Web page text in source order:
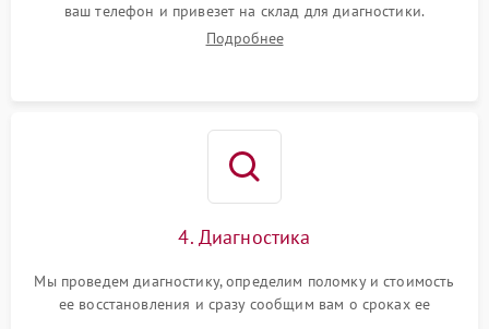
ваш телефон и привезет на склад для диагностики.
Подробнее
4. Диагностика
Мы проведем диагностику, определим поломку и стоимость
ее восстановления и сразу сообщим вам о сроках ее